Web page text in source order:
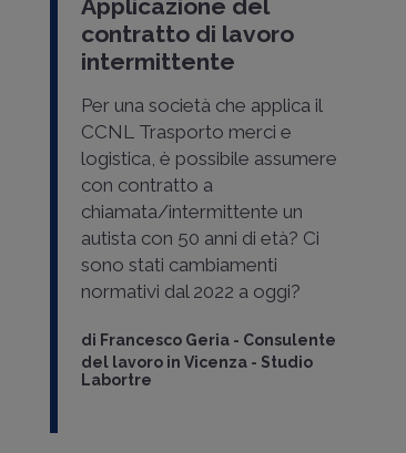
Applicazione del
contratto di lavoro
intermittente
Per una società che applica il
CCNL Trasporto merci e
logistica, è possibile assumere
con contratto a
chiamata/intermittente un
autista con 50 anni di età? Ci
sono stati cambiamenti
normativi dal 2022 a oggi?
di Francesco Geria - Consulente
del lavoro in Vicenza - Studio
Labortre